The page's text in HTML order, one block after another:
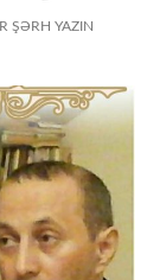
ŞƏRH YAZIN